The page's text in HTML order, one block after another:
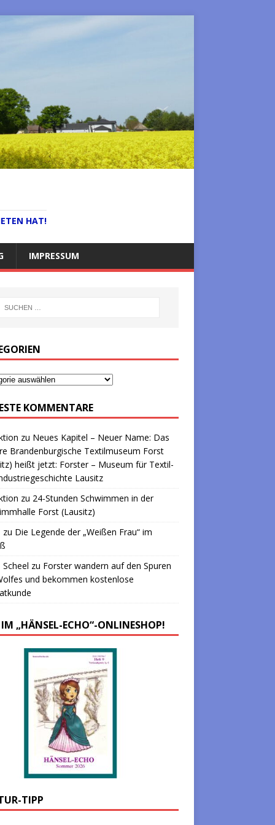
HAT!
IMPRESSUM
KOMMENTARE
zu Neues Kapitel – Neuer Name: Das
Brandenburgische Textilmuseum Forst
heißt jetzt: Forster – Museum für Textil-
Lausitz
zu 24-Stunden Schwimmen in der
Forst (Lausitz)
zu Die Legende der „Weißen Frau“ im
Scheel zu Forster wandern auf den Spuren
und bekommen kostenlose
„HÄNSEL-ECHO“-ONLINESHOP!
TIPP